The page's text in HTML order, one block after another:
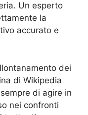
Un esperto
la
accurato e
dei
di Wikipedia
di agire in
nei confronti